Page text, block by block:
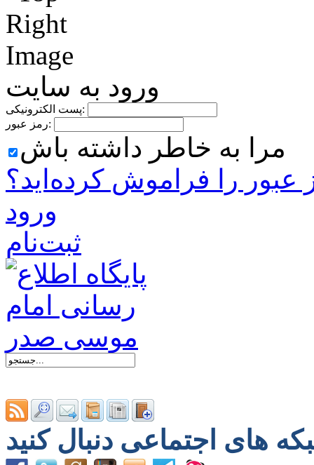
ورود به سایت
پست الکترونیکی:
رمز عبور:
مرا به خاطر داشته باش
‌عبور را فراموش کرده‌اید؟
ورود
ثبت‌نام